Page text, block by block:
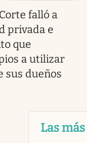
falló a
privada e
que
a utilizar
sus dueños
Las